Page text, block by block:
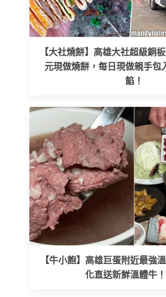
【大社燒餅】高雄大社超級銅
元現做燒餅，每日現做親手包
餡！
【牛小飽】高雄巨蛋附近最強
化直送新鮮溫體牛